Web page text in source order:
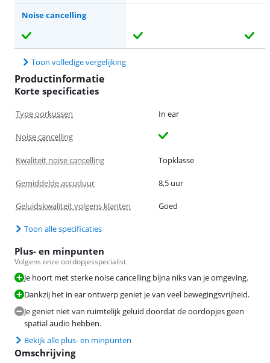
Noise cancelling
Toon volledige vergelijking
Productinformatie
Korte specificaties
Type oorkussen In ear
Noise cancelling
Kwaliteit noise cancelling Topklasse
Gemiddelde accuduur 8,5 uur
Geluidskwaliteit volgens klanten Goed
Toon alle specificaties
Plus- en minpunten
Volgens onze oordopjesspecialist
Je hoort met sterke noise cancelling bijna niks van je omgeving.
Dankzij het in ear ontwerp geniet je van veel bewegingsvrijheid.
Je geniet niet van ruimtelijk geluid doordat de oordopjes geen
spatial audio hebben.
Bekijk alle plus- en minpunten
Omschrijving